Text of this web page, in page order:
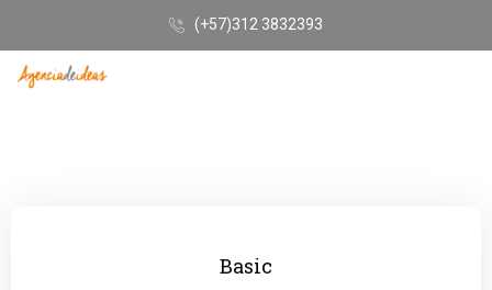
(+57)312 3832393
Basic